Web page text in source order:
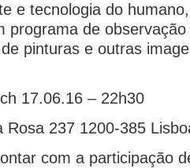
e tecnologia do
programa de
pinturas e outras
17.06.16 – 22h30
Rosa 237 1200-385
com a participação